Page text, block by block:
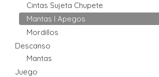
Cintas Sujeta Chupete
Mantas I Apegos
Mordillos
Descanso
Mantas
Juego